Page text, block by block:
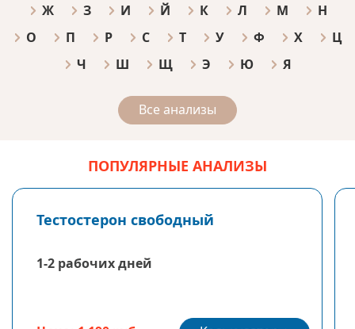
Ж
З И Й К Л М
Н
О
П Р С Т У Ф Х
Ц
Ч
Ш Щ Э Ю Я
Все анализы
ПОПУЛЯРНЫЕ АНАЛИЗЫ
Тестостерон свободный
1-2 рабочих дней